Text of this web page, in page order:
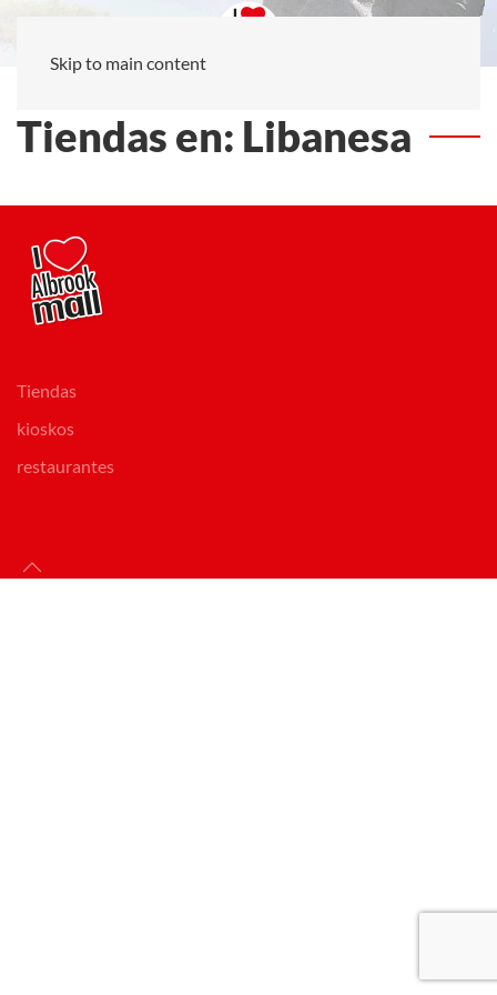
Skip to main content
Tiendas en: Libanesa
Tiendas
kioskos
restaurantes